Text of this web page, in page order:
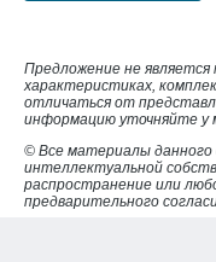
Предложение не
характеристиках,
отличаться от
информацию уточняйте у
© Все материалы
интеллектуальной
распространение или
предварительного